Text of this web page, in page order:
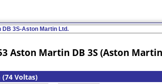
Aston Martin DB 3S (Aston
Voltas)